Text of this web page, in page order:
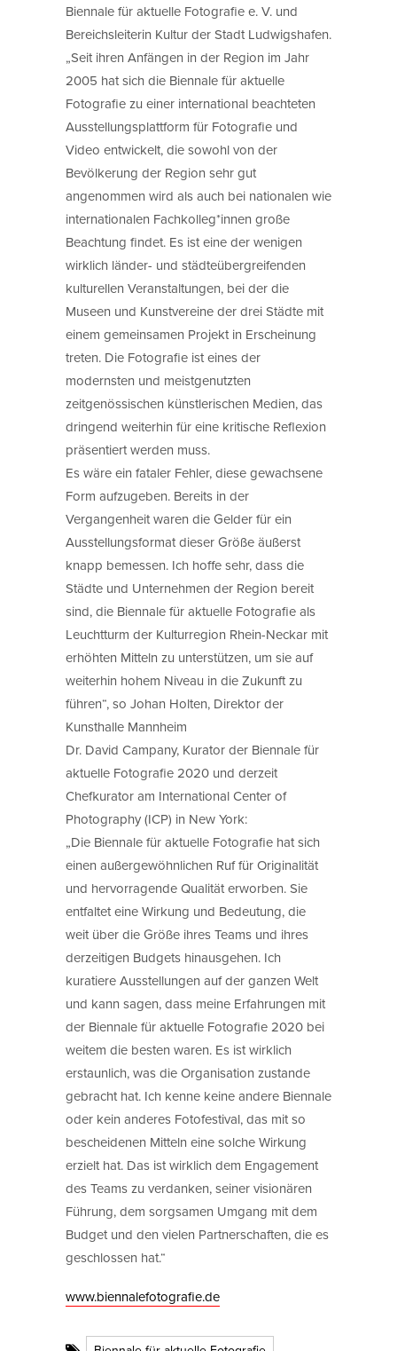
Biennale für aktuelle Fotografie e. V. und
Bereichsleiterin Kultur der Stadt Ludwigshafen.
„Seit ihren Anfängen in der Region im Jahr
2005 hat sich die Biennale für aktuelle
Fotografie zu einer international beachteten
Ausstellungsplattform für Fotografie und
Video entwickelt, die sowohl von der
Bevölkerung der Region sehr gut
angenommen wird als auch bei nationalen wie
internationalen Fachkolleg*innen große
Beachtung findet. Es ist eine der wenigen
wirklich länder- und städteübergreifenden
kulturellen Veranstaltungen, bei der die
Museen und Kunstvereine der drei Städte mit
einem gemeinsamen Projekt in Erscheinung
treten. Die Fotografie ist eines der
modernsten und meistgenutzten
zeitgenössischen künstlerischen Medien, das
dringend weiterhin für eine kritische Reflexion
präsentiert werden muss.
Es wäre ein fataler Fehler, diese gewachsene
Form aufzugeben. Bereits in der
Vergangenheit waren die Gelder für ein
Ausstellungsformat dieser Größe äußerst
knapp bemessen. Ich hoffe sehr, dass die
Städte und Unternehmen der Region bereit
sind, die Biennale für aktuelle Fotografie als
Leuchtturm der Kulturregion Rhein-Neckar mit
erhöhten Mitteln zu unterstützen, um sie auf
weiterhin hohem Niveau in die Zukunft zu
führen“, so Johan Holten, Direktor der
Kunsthalle Mannheim
Dr. David Campany, Kurator der Biennale für
aktuelle Fotografie 2020 und derzeit
Chefkurator am International Center of
Photography (ICP) in New York:
„Die Biennale für aktuelle Fotografie hat sich
einen außergewöhnlichen Ruf für Originalität
und hervorragende Qualität erworben. Sie
entfaltet eine Wirkung und Bedeutung, die
weit über die Größe ihres Teams und ihres
derzeitigen Budgets hinausgehen. Ich
kuratiere Ausstellungen auf der ganzen Welt
und kann sagen, dass meine Erfahrungen mit
der Biennale für aktuelle Fotografie 2020 bei
weitem die besten waren. Es ist wirklich
erstaunlich, was die Organisation zustande
gebracht hat. Ich kenne keine andere Biennale
oder kein anderes Fotofestival, das mit so
bescheidenen Mitteln eine solche Wirkung
erzielt hat. Das ist wirklich dem Engagement
des Teams zu verdanken, seiner visionären
Führung, dem sorgsamen Umgang mit dem
Budget und den vielen Partnerschaften, die es
geschlossen hat.“
www.biennalefotografie.de